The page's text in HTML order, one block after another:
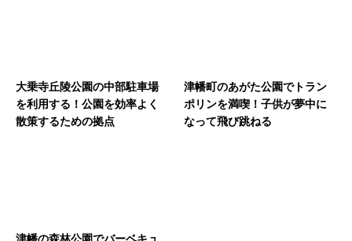
大乗寺丘陵公園の中部駐車場
を利用する！公園を効率よく
散策するための拠点
津幡町のあがた公園でトラン
ポリンを満喫！子供が夢中に
なって飛び跳ねる